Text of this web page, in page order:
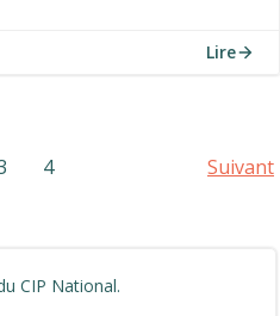
Lire
Page
4 Suivant
CIP National.